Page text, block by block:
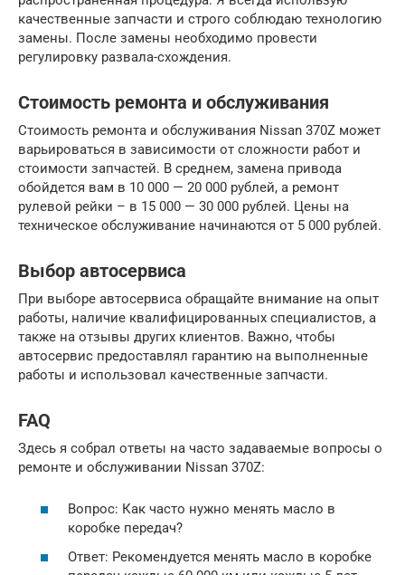
качественные запчасти и строго соблюдаю технологию
замены. После замены необходимо провести
регулировку развала-схождения.
Стоимость ремонта и обслуживания
Стоимость ремонта и обслуживания Nissan 370Z может
варьироваться в зависимости от сложности работ и
стоимости запчастей. В среднем, замена привода
обойдется вам в 10 000 — 20 000 рублей, а ремонт
рулевой рейки – в 15 000 — 30 000 рублей. Цены на
техническое обслуживание начинаются от 5 000 рублей.
Выбор автосервиса
При выборе автосервиса обращайте внимание на опыт
работы, наличие квалифицированных специалистов, а
также на отзывы других клиентов. Важно, чтобы
автосервис предоставлял гарантию на выполненные
работы и использовал качественные запчасти.
FAQ
Здесь я собрал ответы на часто задаваемые вопросы о
ремонте и обслуживании Nissan 370Z:
Вопрос: Как часто нужно менять масло в
коробке передач?
Ответ: Рекомендуется менять масло в коробке